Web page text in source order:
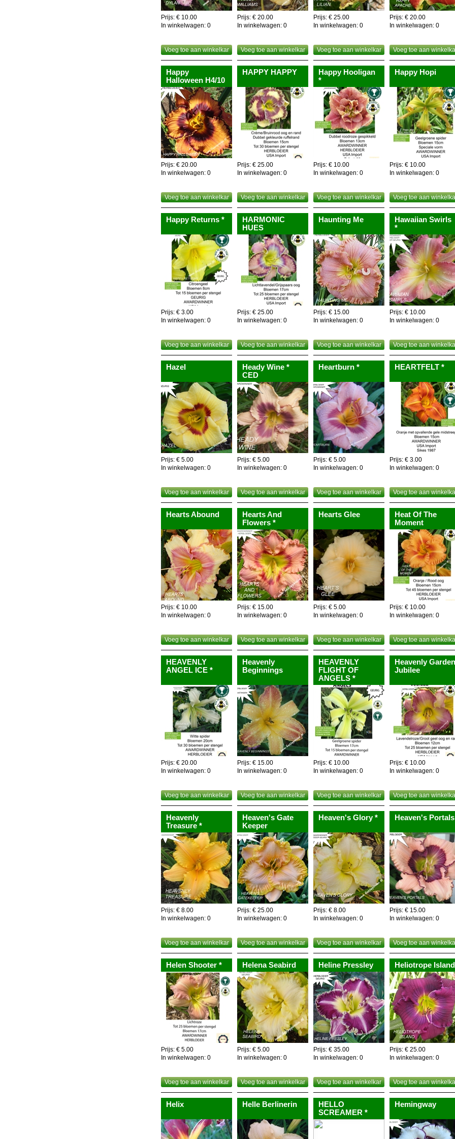
Nuttig om weten,de gehele plant is eetbaar,dus als je ze beu bent eet je ze gewoon op,kwestie van
recyclage!
Prijs: € 10.00
In winkelwagen: 0
Voeg toe aan winkelkar
Prijs: € 20.00
In winkelwagen: 0
Voeg toe aan winkelkar
Prijs: € 25.00
In winkelwagen: 0
Voeg toe aan winkelkar
Prijs: € 20.00
In winkelwagen: 0
Voeg toe aan
Happy
Halloween H4/10
Prijs: € 20.00
In winkelwagen: 0
Voeg toe aan winkelkar
HAPPY HAPPY
Prijs: € 25.00
In winkelwagen: 0
Voeg toe aan winkelkar
Happy Hooligan
*
Prijs: € 10.00
In winkelwagen: 0
Voeg toe aan winkelkar
Happy Hopi
Prijs: € 10.00
In winkelwagen: 0
Voeg toe aan
Happy Returns *
Prijs: € 3.00
In winkelwagen: 0
Voeg toe aan winkelkar
HARMONIC
HUES
Prijs: € 25.00
In winkelwagen: 0
Voeg toe aan winkelkar
Haunting Me
Prijs: € 15.00
In winkelwagen: 0
Voeg toe aan winkelkar
Hawaiian Swirls
*
Prijs: € 10.00
In winkelwagen: 0
Voeg toe aan
Hazel
Prijs: € 5.00
In winkelwagen: 0
Voeg toe aan winkelkar
Heady Wine *
CED
Prijs: € 5.00
In winkelwagen: 0
Voeg toe aan winkelkar
Heartburn *
Prijs: € 5.00
In winkelwagen: 0
Voeg toe aan winkelkar
HEARTFELT *
Prijs: € 3.00
In winkelwagen: 0
Voeg toe aan
Hearts Abound
Prijs: € 10.00
In winkelwagen: 0
Voeg toe aan winkelkar
Hearts And
Flowers *
Prijs: € 15.00
In winkelwagen: 0
Voeg toe aan winkelkar
Hearts Glee
Prijs: € 5.00
In winkelwagen: 0
Voeg toe aan winkelkar
Heat Of The
Moment
Prijs: € 10.00
In winkelwagen: 0
Voeg toe aan
HEAVENLY
ANGEL ICE *
Prijs: € 20.00
In winkelwagen: 0
Voeg toe aan winkelkar
Heavenly
Beginnings
Prijs: € 15.00
In winkelwagen: 0
Voeg toe aan winkelkar
HEAVENLY
FLIGHT OF
ANGELS *
Prijs: € 10.00
In winkelwagen: 0
Voeg toe aan winkelkar
Heavenly Garden
Jubilee
Prijs: € 10.00
In winkelwagen: 0
Voeg toe aan
Heavenly
Treasure *
Prijs: € 8.00
In winkelwagen: 0
Voeg toe aan winkelkar
Heaven's Gate
Keeper
Prijs: € 25.00
In winkelwagen: 0
Voeg toe aan winkelkar
Heaven's Glory *
Prijs: € 8.00
In winkelwagen: 0
Voeg toe aan winkelkar
Heaven's Portals
Prijs: € 15.00
In winkelwagen: 0
Voeg toe aan
Helen Shooter *
Prijs: € 5.00
In winkelwagen: 0
Voeg toe aan winkelkar
Helena Seabird
Prijs: € 5.00
In winkelwagen: 0
Voeg toe aan winkelkar
Heline Pressley
Prijs: € 35.00
In winkelwagen: 0
Voeg toe aan winkelkar
Heliotrope Island
Prijs: € 25.00
In winkelwagen: 0
Voeg toe aan
Helix Helle Berlinerin
HELLO
SCREAMER *
Hemingway